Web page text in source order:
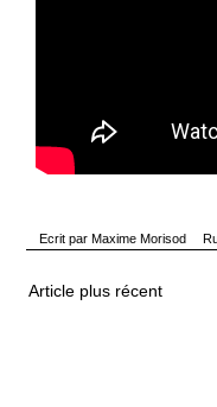
Ecrit parMaxime Morisod
Article plus récent